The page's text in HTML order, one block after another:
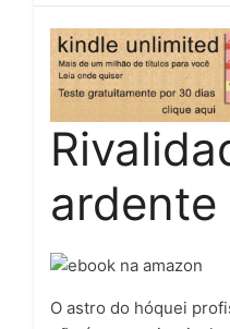
ardente
O astro do hóquei